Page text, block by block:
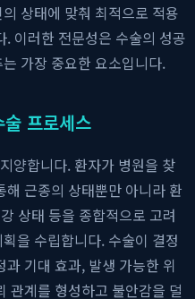
상태에 맞춰 최적으로 적용
이러한 전문성은 수술의 성공
가장 중요한 요소입니다.
프로세스
양합니다. 환자가 병원을 찾
근종의 상태뿐만 아니라 환
상태 등을 종합적으로 고려
을 수립합니다. 수술이 결정
기대 효과, 발생 가능한 위
관계를 형성하고 불안감을 덜